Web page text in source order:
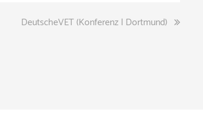
DeutscheVET (Konferenz | Dortmund)